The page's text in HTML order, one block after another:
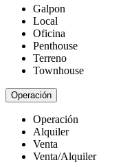
Galpon
Local
Oficina
Penthouse
Terreno
Townhouse
Operación
Operación
Alquiler
Venta
Venta/Alquiler